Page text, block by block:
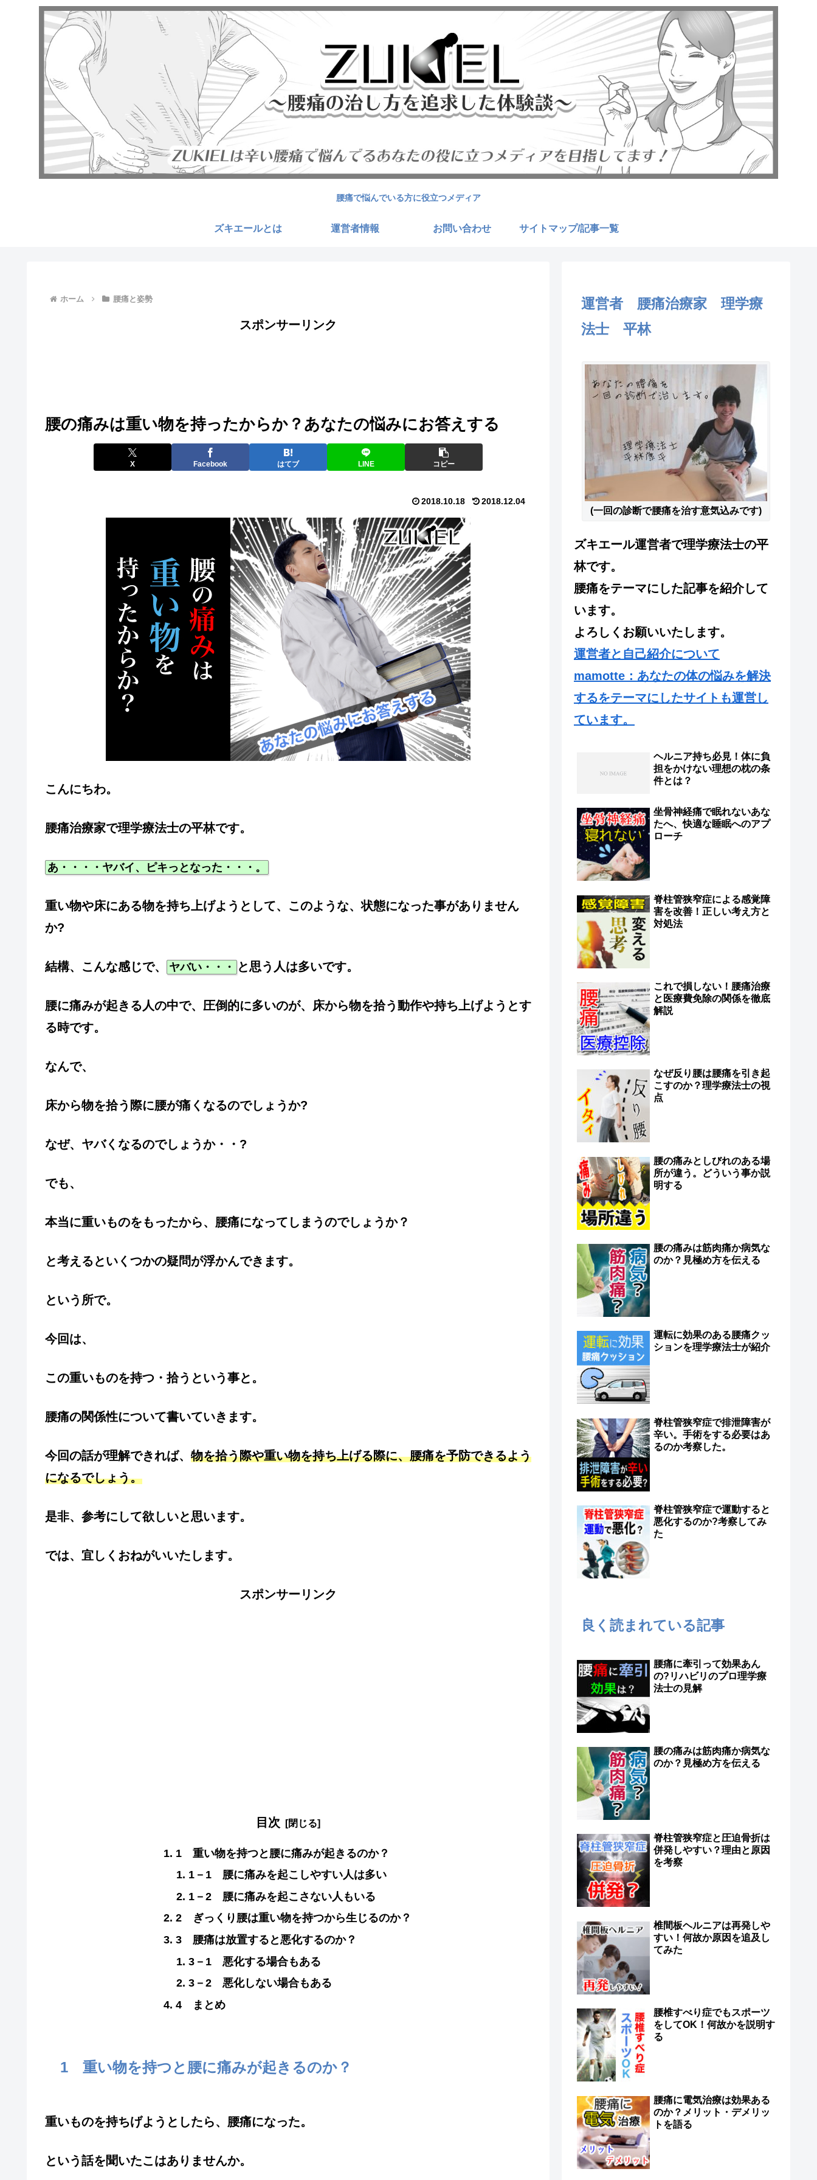
腰痛で悩んでいる方に役立つメディア
ズキエールとは 運営者情報 お問い合わせ サイトマップ/記事一覧
ホーム 腰痛と姿勢
スポンサーリンク
腰の痛みは重い物を持ったからか？あなたの悩みにお答えする
X Facebook はてブ LINE コピー
2018.10.18 2018.12.04
こんにちわ。
腰痛治療家で理学療法士の平林です。
あ・・・・ヤバイ、ピキっとなった・・・。
重い物や床にある物を持ち上げようとして、このような、状態になった事がありません
か?
結構、こんな感じで、 ヤバい・・・ と思う人は多いです。
腰に痛みが起きる人の中で、圧倒的に多いのが、床から物を拾う動作や持ち上げようとす
る時です。
なんで、
床から物を拾う際に腰が痛くなるのでしょうか?
なぜ、ヤバくなるのでしょうか・・?
でも、
本当に重いものをもったから、腰痛になってしまうのでしょうか？
と考えるといくつかの疑問が浮かんできます。
という所で。
今回は、
この重いものを持つ・拾うという事と。
腰痛の関係性について書いていきます。
今回の話が理解できれば、 物を拾う際や重い物を持ち上げる際に、腰痛を予防できるよう
になるでしょう。
是非、参考にして欲しいと思います。
では、宜しくおねがいいたします。
スポンサーリンク
目次
1 重い物を持つと腰に痛みが起きるのか？
1－1 腰に痛みを起こしやすい人は多い
1－2 腰に痛みを起こさない人もいる
2 ぎっくり腰は重い物を持つから生じるのか？
3 腰痛は放置すると悪化するのか？
3－1 悪化する場合もある
3－2 悪化しない場合もある
4 まとめ
1 重い物を持つと腰に痛みが起きるのか？
重いものを持ちげようとしたら、腰痛になった。
という話を聞いたこはありませんか。
運営者 腰痛治療家 理学療
法士 平林
(一回の診断で腰痛を治す意気込みです)
ズキエール運営者で理学療法士の平
林です。
腰痛をテーマにした記事を紹介して
います。
よろしくお願いいたします。
運営者と自己紹介について
mamotte：あなたの体の悩みを解決
するをテーマにしたサイトも運営し
ています。
ヘルニア持ち必見！体に負
担をかけない理想の枕の条
件とは？
坐骨神経痛で眠れないあな
たへ、快適な睡眠へのアプ
ローチ
脊柱管狭窄症による感覚障
害を改善！正しい考え方と
対処法
これで損しない！腰痛治療
と医療費免除の関係を徹底
解説
なぜ反り腰は腰痛を引き起
こすのか？理学療法士の視
点
腰の痛みとしびれのある場
所が違う。どういう事か説
明する
腰の痛みは筋肉痛か病気な
のか？見極め方を伝える
運転に効果のある腰痛クッ
ションを理学療法士が紹介
脊柱管狭窄症で排泄障害が
辛い。手術をする必要はあ
るのか考察した。
脊柱管狭窄症で運動すると
悪化するのか?考察してみ
た
良く読まれている記事
腰痛に牽引って効果あん
の?リハビリのプロ理学療
法士の見解
腰の痛みは筋肉痛か病気な
のか？見極め方を伝える
脊柱管狭窄症と圧迫骨折は
併発しやすい？理由と原因
を考察
椎間板ヘルニアは再発しや
すい！何故か原因を追及し
てみた
腰椎すべり症でもスポーツ
をしてOK！何故かを説明す
る
腰痛に電気治療は効果ある
のか？メリット・デメリッ
トを語る